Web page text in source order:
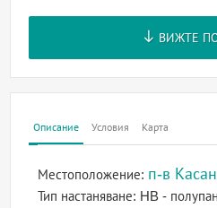
ВИЖТЕ
Описание Условия Карта
Местоположение: п-в
Тип настаняване: HB -